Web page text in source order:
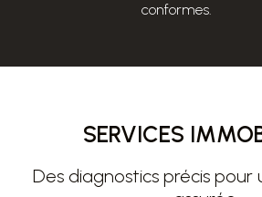
conformes.
SERVICES
Des diagnostics précis pour